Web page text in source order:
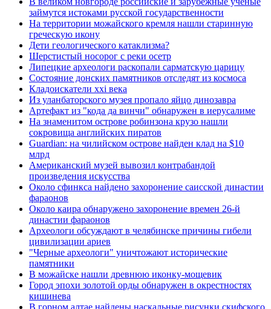
займутся истоками русской государственности
На территории можайского кремля нашли старинную
греческую икону
Дети геологического катаклизма?
Шерстистый носорог с реки осетр
Липецкие археологи раскопали сарматскую царицу
Состояние донских памятников отследят из космоса
Кладоискатели xxi века
Из уланбаторского музея пропало яйцо динозавра
Артефакт из "кода да винчи" обнаружен в иерусалиме
На знаменитом острове робинзона крузо нашли
сокровища английских пиратов
Guardian: на чилийском острове найден клад на $10
млрд
Американский музей вывозил контрабандой
произведения искусства
Около сфинкса найдено захоронение саисской династии
фараонов
Около каира обнаружено захоронение времен 26-й
династии фараонов
Археологи обсуждают в челябинске причины гибели
цивилизации ариев
"Черные археологи" уничтожают исторические
памятники
В можайске нашли древнюю иконку-мощевик
Город эпохи золотой орды обнаружен в окрестностях
кишинева
В горном алтае найдены наскальные рисунки скифского